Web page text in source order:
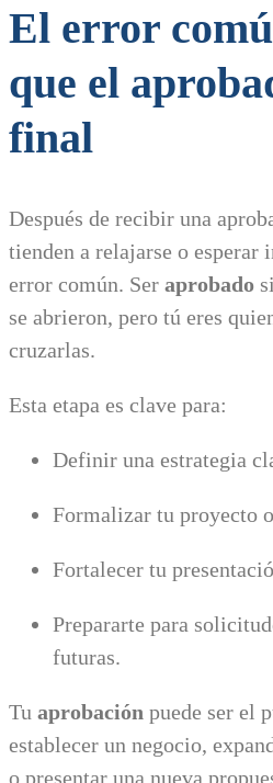
El error
que el
final
Después de recibir una
tienden a relajarse o esperar
error común. Ser aprobado
se abrieron, pero tú eres
cruzarlas.
Esta etapa es clave para:
Definir una estrategia
Formalizar tu proyecto
Fortalecer tu
Prepararte para
futuras.
Tu aprobación puede ser el
establecer un negocio,
o presentar una nueva